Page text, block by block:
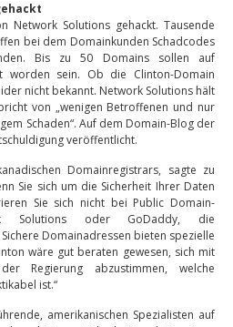
Network Solutions gehackt. Tausende
bei dem Domainkunden Schadcodes
Bis zu 50 Domains sollen auf
worden sein. Ob die Clinton-Domain
nicht bekannt. Network Solutions hält
von „wenigen Betroffenen und nur
Schaden“. Auf dem Domain-Blog der
veröffentlicht.
Domainregistrars, sagte zu
Sie sich um die Sicherheit Ihrer Daten
Sie sich nicht bei Public Domain-
Solutions oder GoDaddy, die
Domainadressen bieten spezielle
wäre gut beraten gewesen, sich mit
Regierung abzustimmen, welche
ist.“
amerikanischen Spezialisten auf